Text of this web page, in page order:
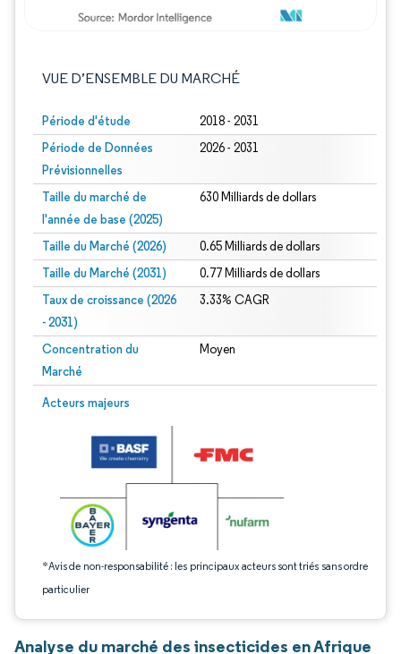
VUE D’ENSEMBLE DU MARCHÉ
Période d'étude 2018 - 2031
Période de Données
Prévisionnelles
2026 - 2031
Taille du marché de
l'année de base (2025)
630 Milliards de dollars
Taille du Marché (2026) 0.65 Milliards de dollars
Taille du Marché (2031) 0.77 Milliards de dollars
Taux de croissance (2026
- 2031)
3.33% CAGR
Concentration du
Marché
Moyen
Acteurs majeurs
*Avis de non-responsabilité : les principaux acteurs sont triés sans ordre
particulier
Image © Mordor Intelligence. La réutilisation nécessite une attribution sous CC
Analyse du marché des insecticides en Afrique